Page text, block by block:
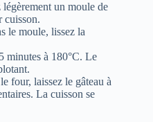
légèrement un moule de
cuisson.
le moule, lissez la
minutes à 180°C. Le
four, laissez le gâteau à
La cuisson se